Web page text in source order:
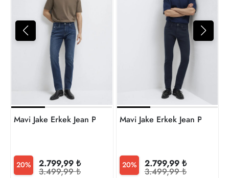
Mavi Jake Erkek Jean Pantolon M00422A2983
20% 2.799,99 ₺
3.499,99 ₺
Mavi Jake Erkek Jean
20% 2.799,99 ₺
3.499,99 ₺